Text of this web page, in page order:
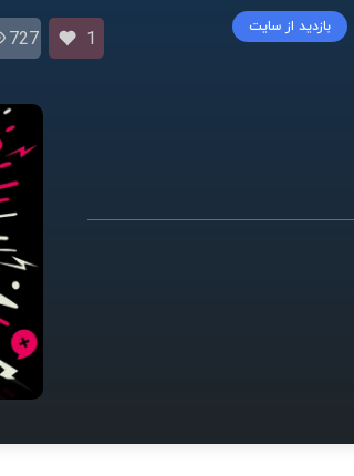
بازدید از سایت
1
727